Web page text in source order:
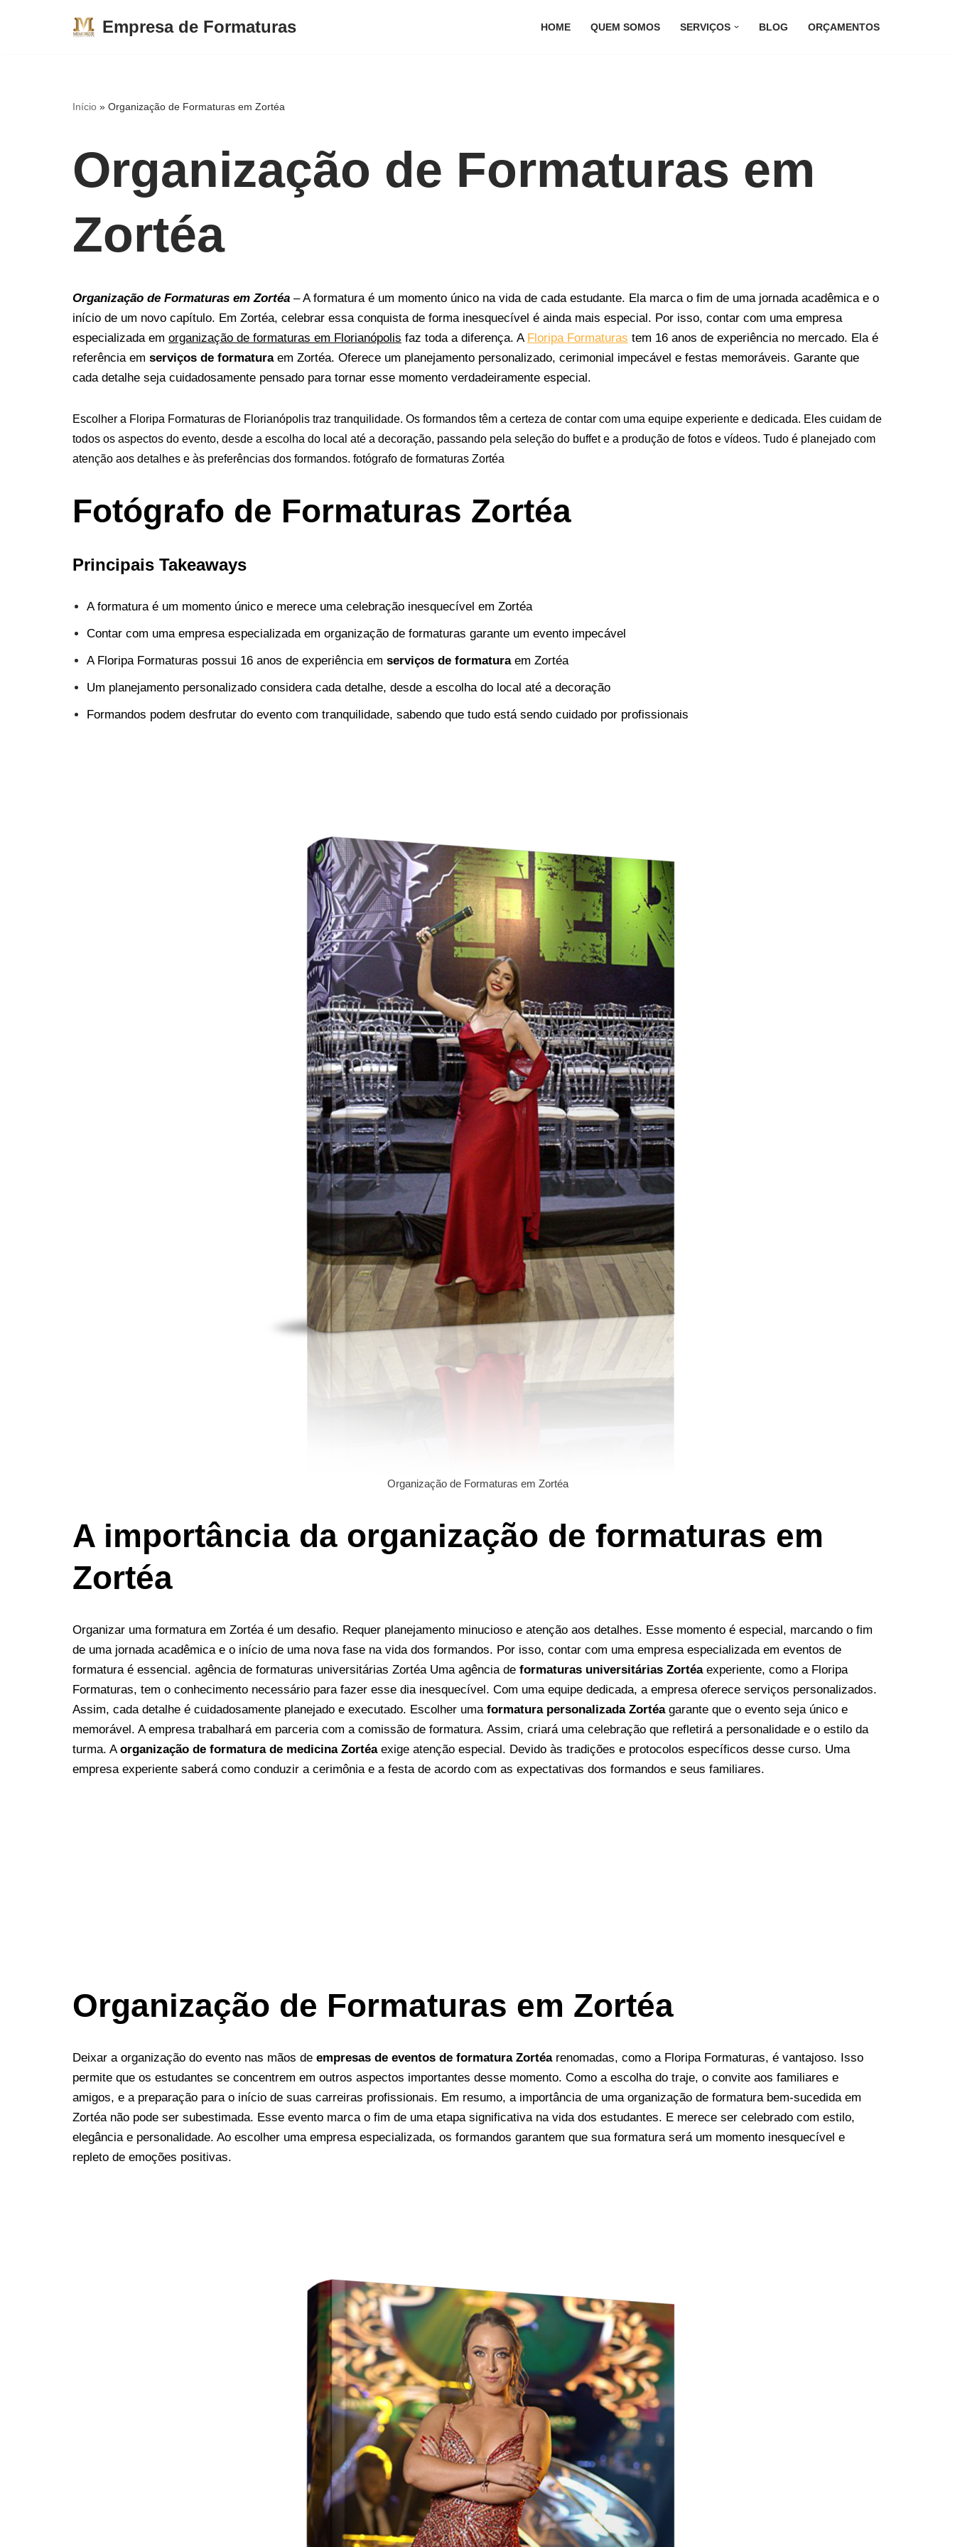
Empresa de Formaturas HOME QUEM SOMOS SERVIÇOS BLOG ORÇAMENTOS
Início » Organização de Formaturas em Zortéa
Organização de Formaturas em
Zortéa
Organização de Formaturas em Zortéa – A formatura é um momento único na vida de cada estudante. Ela marca o fim de uma jornada acadêmica e o
início de um novo capítulo. Em Zortéa, celebrar essa conquista de forma inesquecível é ainda mais especial. Por isso, contar com uma empresa
especializada em organização de formaturas em Florianópolis faz toda a diferença. A Floripa Formaturas tem 16 anos de experiência no mercado. Ela é
referência em serviços de formaturaem Zortéa. Oferece um planejamento personalizado, cerimonial impecável e festas memoráveis. Garante que
cada detalhe seja cuidadosamente pensado para tornar esse momento verdadeiramente especial.
Escolher a Floripa Formaturas de Florianópolis traz tranquilidade. Os formandos têm a certeza de contar com uma equipe experiente e dedicada. Eles cuidam de
todos os aspectos do evento, desde a escolha do local até a decoração, passando pela seleção do buffet e a produção de fotos e vídeos. Tudo é planejado com
atenção aos detalhes e às preferências dos formandos. fotógrafo de formaturas Zortéa
Fotógrafo de Formaturas Zortéa
Principais Takeaways
A formatura é um momento único e merece uma celebração inesquecível em Zortéa
Contar com uma empresa especializada em organização de formaturas garante um evento impecável
A Floripa Formaturas possui 16 anos de experiência em serviços de formaturaem Zortéa
Um planejamento personalizado considera cada detalhe, desde a escolha do local até a decoração
Formandos podem desfrutar do evento com tranquilidade, sabendo que tudo está sendo cuidado por profissionais
Organização de Formaturas em Zortéa
A importância da organização de formaturas em
Zortéa
Organizar uma formatura em Zortéa é um desafio. Requer planejamento minucioso e atenção aos detalhes. Esse momento é especial, marcando o fim
de uma jornada acadêmica e o início de uma nova fase na vida dos formandos. Por isso, contar com uma empresa especializada em eventos de
formatura é essencial. agência de formaturas universitárias Zortéa Uma agência de formaturas universitárias Zortéaexperiente, como a Floripa
Formaturas, tem o conhecimento necessário para fazer esse dia inesquecível. Com uma equipe dedicada, a empresa oferece serviços personalizados.
Assim, cada detalhe é cuidadosamente planejado e executado. Escolher uma formatura personalizada Zortéagarante que o evento seja único e
memorável. A empresa trabalhará em parceria com a comissão de formatura. Assim, criará uma celebração que refletirá a personalidade e o estilo da
turma. Aorganização de formatura de medicina Zortéaexige atenção especial. Devido às tradições e protocolos específicos desse curso. Uma
empresa experiente saberá como conduzir a cerimônia e a festa de acordo com as expectativas dos formandos e seus familiares.
Organização de Formaturas em Zortéa
Deixar a organização do evento nas mãos de empresas de eventos de formatura Zortéarenomadas, como a Floripa Formaturas, é vantajoso. Isso
permite que os estudantes se concentrem em outros aspectos importantes desse momento. Como a escolha do traje, o convite aos familiares e
amigos, e a preparação para o início de suas carreiras profissionais. Em resumo, a importância de uma organização de formatura bem-sucedida em
Zortéa não pode ser subestimada. Esse evento marca o fim de uma etapa significativa na vida dos estudantes. E merece ser celebrado com estilo,
elegância e personalidade. Ao escolher uma empresa especializada, os formandos garantem que sua formatura será um momento inesquecível e
repleto de emoções positivas.